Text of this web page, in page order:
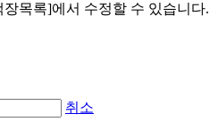
목록]에서 수정할 수 있습니다.
취소